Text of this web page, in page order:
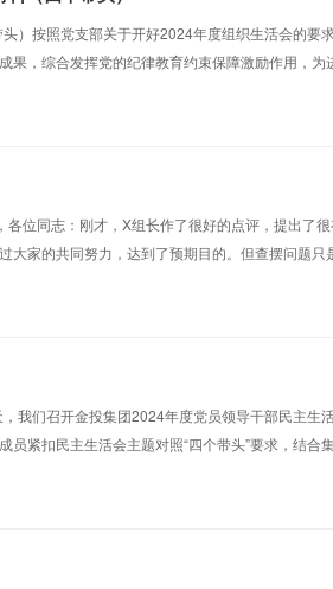
）按照党支部关于开好2024年度组织生活会的要
，综合发挥党的纪律教育约束保障激励作用，为
带头严守政治纪律和政治规矩方面一是政治理论
位同志：刚才，X组长作了很好的点评，提出了
家的共同努力，达到了预期目的。但查摆问题只
局党组书记，在抓班子带队伍上还存在不少差距
我们召开金投集团2024年度党员领导干部民主生
紧扣民主生活会主题对照“四个带头”要求，结合
牌创建、风险防控等重点工作我谈几点意见，与